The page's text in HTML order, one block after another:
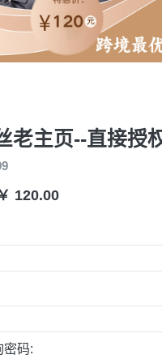
老主页--直接授
120.00
密码: